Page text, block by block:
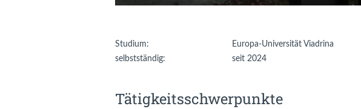
Studium:
Europa-Universität Viadrina
selbstständig:
seit 2024
Tätigkeitsschwerpunkte